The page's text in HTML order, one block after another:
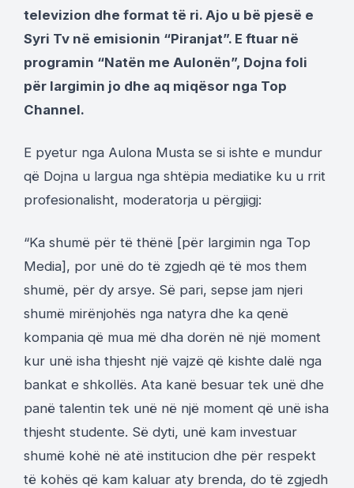
televizion dhe format të ri. Ajo u bë pjesë e
Syri Tv në emisionin “Piranjat”. E ftuar në
programin “Natën me Aulonën”, Dojna foli
për largimin jo dhe aq miqësor nga Top
Channel.
E pyetur nga Aulona Musta se si ishte e mundur
që Dojna u largua nga shtëpia mediatike ku u rrit
profesionalisht, moderatorja u përgjigj:
“Ka shumë për të thënë [për largimin nga Top
Media], por unë do të zgjedh që të mos them
shumë, për dy arsye. Së pari, sepse jam njeri
shumë mirënjohës nga natyra dhe ka qenë
kompania që mua më dha dorën në një moment
kur unë isha thjesht një vajzë që kishte dalë nga
bankat e shkollës. Ata kanë besuar tek unë dhe
panë talentin tek unë në një moment që unë isha
thjesht studente. Së dyti, unë kam investuar
shumë kohë në atë institucion dhe për respekt
të kohës që kam kaluar aty brenda, do të zgjedh